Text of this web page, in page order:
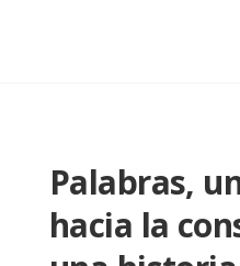
Palabras,
hacia la